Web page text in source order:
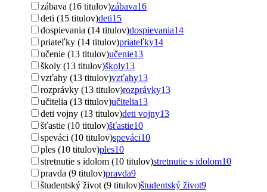
zábava (16 titulov)zábava16
deti (15 titulov)deti15
dospievania (14 titulov)dospievania14
priateľky (14 titulov)priateľky14
učenie (13 titulov)učenie13
školy (13 titulov)školy13
vzťahy (13 titulov)vzťahy13
rozprávky (13 titulov)rozprávky13
učitelia (13 titulov)učitelia13
deti vojny (13 titulov)deti vojny13
šťastie (10 titulov)šťastie10
speváci (10 titulov)speváci10
ples (10 titulov)ples10
stretnutie s idolom (10 titulov)stretnutie s idolom10
pravda (9 titulov)pravda9
študentský život (9 titulov)študentský život9